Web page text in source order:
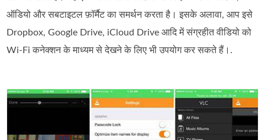
ऑडियो और सबटाइटल फ़ॉर्मैट का समर्थन करता है। इसके अलावा, आप इसे
Dropbox, Google Drive, iCloud Drive आदि में संग्रहीत वीडियो को
Wi‑Fi कनेक्शन के माध्यम से देखने के लिए भी उपयोग कर सकते हैं।.